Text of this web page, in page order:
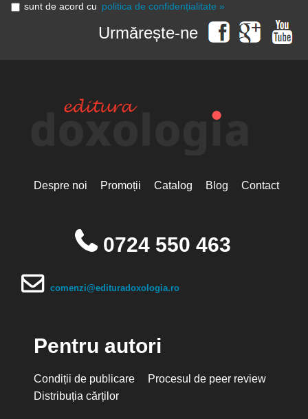
sunt de acord cu politica de confidențialitate »
Urmărește-ne
Despre noi Promoții Catalog Blog Contact
0724 550 463
comenzi@edituradoxologia.ro
Pentru autori
Condiții de publicare
Procesul de peer review
Distribuția cărților